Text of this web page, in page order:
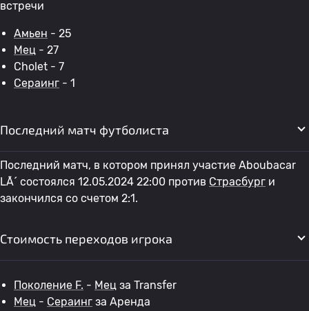
встречи
Амьен - 25
Мец - 27
Cholet - 7
Сераинг - 1
Последний матч футболиста
Последний матч, в котором принял участие Aboubacar
LÃ´ состоялся 12.05.2024 22:00 против Страсбург и
закончился со счетом 2:1.
Стоимость переходов игрока
Поколение F. - Мец за Transfer
Мец - Сераинг за Аренда